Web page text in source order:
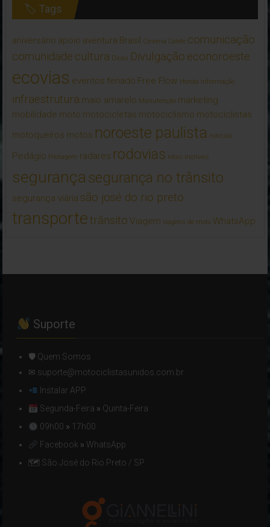
🏷 Tags
aniversário apoio aventura Brasil Cinema Colete comunicação
comunidade cultura Dicas Divulgação econoroeste
ecovias eventos feriado Free Flow Honda informação
infraestrutura maio amarelo Manutenção marketing
mobilidade moto motocicletas motociclismo motociclistas
motoqueiros motos noroeste paulista notícias
Pedágio Pilotagem radares rodovias rotas incríveis
segurança segurança no trânsito
segurança viária são josé do rio preto
transportetrânsito Viagem viagens de moto WhatsApp
Suporte
🛡 Quem Somos
✉ suporte@motociclistasunidos.com.br
Instalar APP
Segunda-Feira » Quinta-Feira
09h00 » 17h00
Facebook » WhatsApp
🗺 São José do Rio Preto / SP